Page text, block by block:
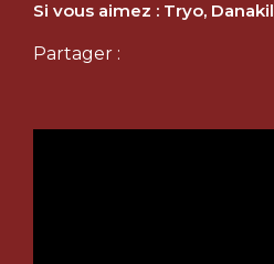
Si vous aimez : Tryo, Danakil
Partager :